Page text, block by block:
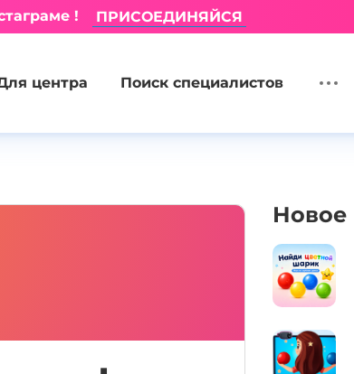
! ПРИСОЕДИНЯЙСЯ
центра Поиск специалистов
Новое